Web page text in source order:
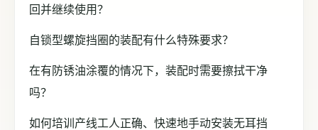
回并继续使用？
自锁型螺旋挡圈的装配有什么特殊要求？
在有防锈油涂覆的情况下，装配时需要擦拭干净
吗？
如何培训产线工人正确、快速地手动安装无耳挡